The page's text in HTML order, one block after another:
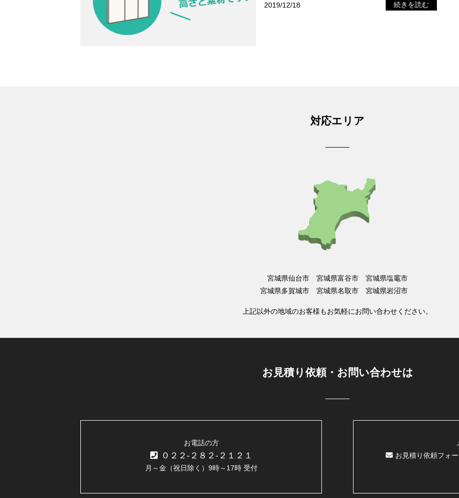
2019/12/18 続きを読む
対応エリア
宮城県仙台市 宮城県富谷市 宮城県塩竈市
宮城県多賀城市 宮城県名取市 宮城県岩沼市
上記以外の地域のお客様もお気軽にお問い合わせください。
お見積り依頼・お問い合わせは
お電話の方
０２２-２８２-２１２１
月～金（祝日除く）9時～17時 受付
お見積り依頼フォー